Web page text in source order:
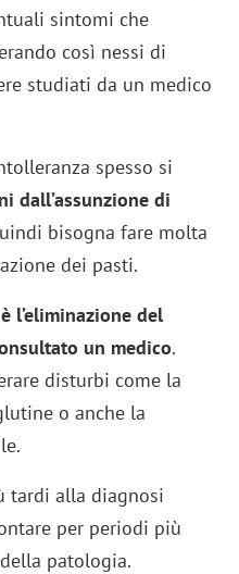
sintomi che
così nessi di
studiati da un medico
spesso si
dall’assunzione di
bisogna fare molta
dei pasti.
l’eliminazione del
un medico.
disturbi come la
o anche la
tardi alla diagnosi
per periodi più
patologia.